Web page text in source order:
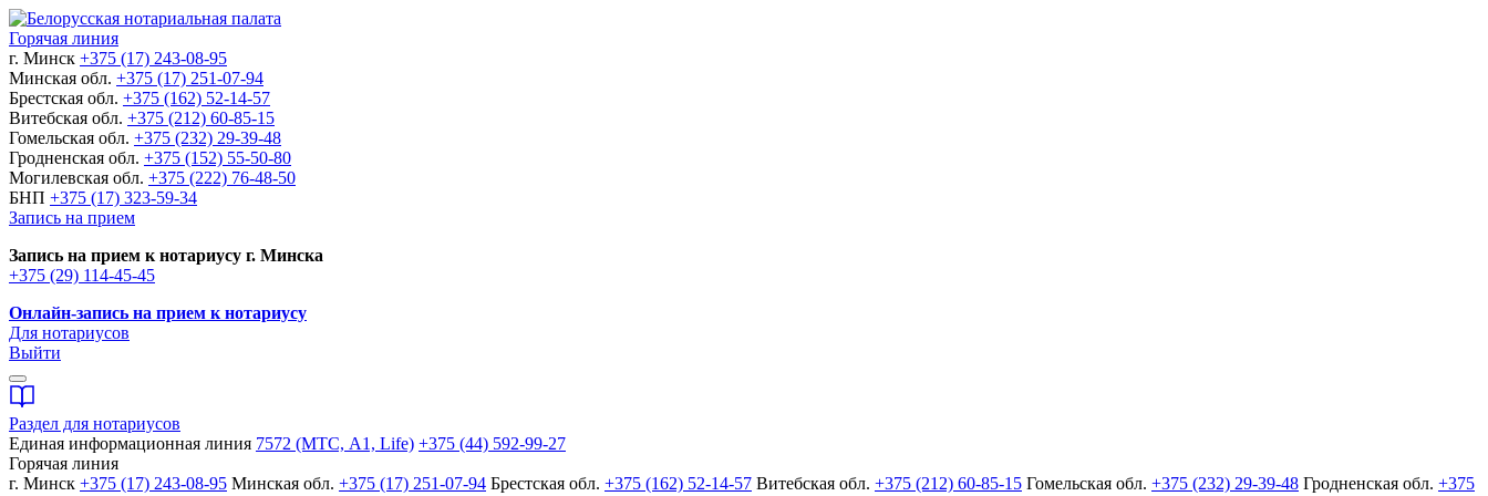
Горячая линия
г. Минск +375 (17) 243-08-95
Минская обл. +375 (17) 251-07-94
Брестская обл. +375 (162) 52-14-57
Витебская обл. +375 (212) 60-85-15
Гомельская обл. +375 (232) 29-39-48
Гродненская обл. +375 (152) 55-50-80
Могилевская обл. +375 (222) 76-48-50
БНП +375 (17) 323-59-34
Запись на прием
Запись на прием к нотариусу г. Минска
+375 (29) 114-45-45
Онлайн-запись на прием к нотариусу
Для нотариусов
Выйти
Раздел для нотариусов
Единая информационная линия 7572 (МТС, A1, Life) +375 (44) 592-99-27
Горячая линия
г. Минск +375 (17) 243-08-95 Минская обл. +375 (17) 251-07-94 Брестская обл. +375 (162) 52-14-57 Витебская обл. +375 (212) 60-85-15 Гомельская обл. +375 (232) 29-39-48 Гродненская обл. +375